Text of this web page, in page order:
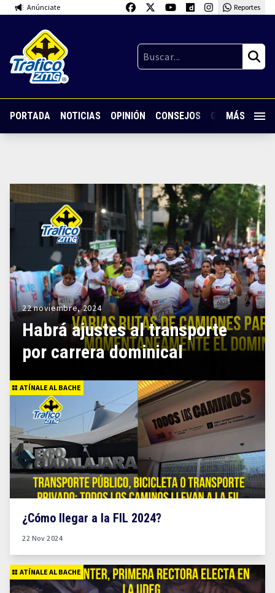
Anúnciate Reportes
PORTADA NOTICIAS OPINIÓN CONSEJOS GUARDIA
MÁS
22 noviembre, 2024
Habrá ajustes al transporte
por carrera dominical
ATÍNALE AL BACHE
¿Cómo llegar a la FIL 2024?
22 Nov 2024
ATÍNALE AL BACHE